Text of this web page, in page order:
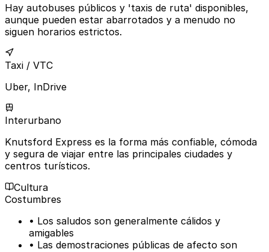
Hay autobuses públicos y 'taxis de ruta' disponibles,
aunque pueden estar abarrotados y a menudo no
siguen horarios estrictos.
Taxi / VTC
Uber, InDrive
Interurbano
Knutsford Express es la forma más confiable, cómoda
y segura de viajar entre las principales ciudades y
centros turísticos.
Cultura
Costumbres
• Los saludos son generalmente cálidos y
amigables
• Las demostraciones públicas de afecto son